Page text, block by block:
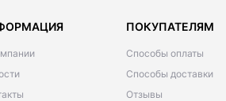
ПОКУПАТЕЛЯМ
Способы оплаты
Способы доставки
Отзывы